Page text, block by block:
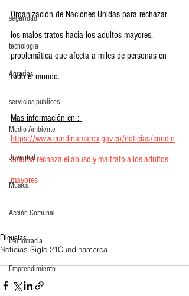
seguridad
tecnología
Agrarias
servicios publicos
Medio Ambiente
Juventud
Música
Acción Comunal
Democracia
Emprendimiento
Organización de Naciones Unidas para rechazar
los malos tratos hacia los adultos mayores,
problemática que afecta a miles de personas en
todo el mundo.
Mas información en :
https://www.cundinamarca.gov.co/noticias/cundin
amarca-rechaza-el-abuso-y-maltrato-a-los-adultos-
mayores
Etiquetas:
Noticias Siglo 21Cundinamarca